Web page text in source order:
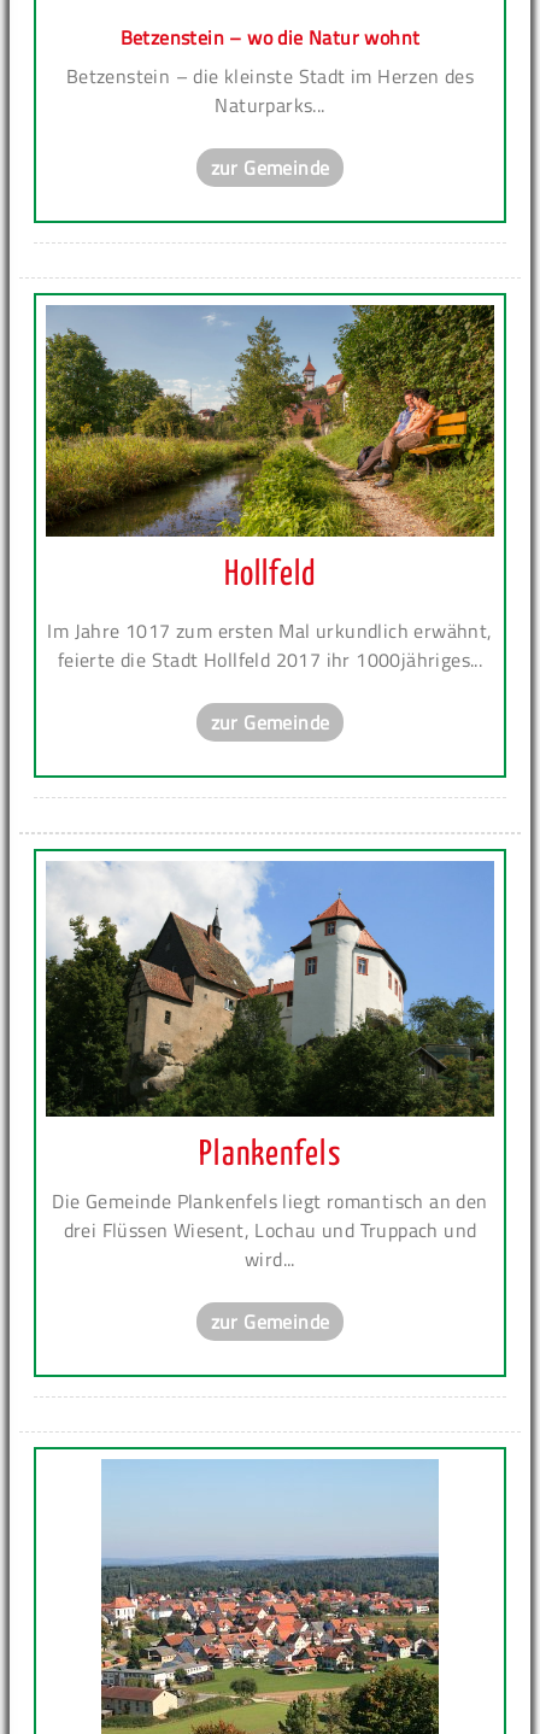
Betzenstein – wo die Natur wohnt
Betzenstein – die kleinste Stadt im Herzen des
Naturparks...
zur Gemeinde
Hollfeld
Im Jahre 1017 zum ersten Mal urkundlich erwähnt,
feierte die Stadt Hollfeld 2017 ihr 1000jähriges...
zur Gemeinde
Plankenfels
Die Gemeinde Plankenfels liegt romantisch an den
drei Flüssen Wiesent, Lochau und Truppach und
wird...
zur Gemeinde